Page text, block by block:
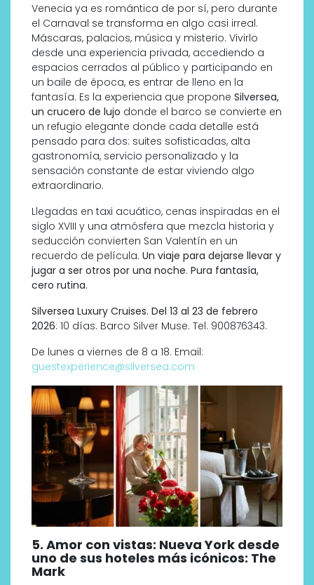
Venecia ya es romántica de por sí, pero durante
el Carnaval se transforma en algo casi irreal.
Máscaras, palacios, música y misterio. Vivirlo
desde una experiencia privada, accediendo a
espacios cerrados al público y participando en
un baile de época, es entrar de lleno en la
fantasía. Es la experiencia que propone Silversea,
un crucero de lujo donde el barco se convierte en
un refugio elegante donde cada detalle está
pensado para dos: suites sofisticadas, alta
gastronomía, servicio personalizado y la
sensación constante de estar viviendo algo
extraordinario.
Llegadas en taxi acuático, cenas inspiradas en el
siglo XVIII y una atmósfera que mezcla historia y
seducción convierten San Valentín en un
recuerdo de película. Un viaje para dejarse llevar y
jugar a ser otros por una noche. Pura fantasía,
cero rutina.
Silversea Luxury Cruises. Del 13 al 23 de febrero
2026: 10 días. Barco Silver Muse. Tel. 900876343.
De lunes a viernes de 8 a 18. Email:
guestexperience@silversea.com
5. Amor con vistas: Nueva York desde
uno de sus hoteles más icónicos: The
Mark